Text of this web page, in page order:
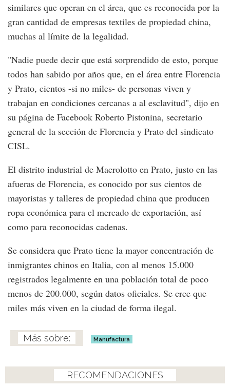
similares que operan en el área, que es reconocida por la
gran cantidad de empresas textiles de propiedad china,
muchas al límite de la legalidad.
"Nadie puede decir que está sorprendido de esto, porque
todos han sabido por años que, en el área entre Florencia
y Prato, cientos -si no miles- de personas viven y
trabajan en condiciones cercanas a al esclavitud", dijo en
su página de Facebook Roberto Pistonina, secretario
general de la sección de Florencia y Prato del sindicato
CISL.
El distrito industrial de Macrolotto en Prato, justo en las
afueras de Florencia, es conocido por sus cientos de
mayoristas y talleres de propiedad china que producen
ropa económica para el mercado de exportación, así
como para reconocidas cadenas.
Se considera que Prato tiene la mayor concentración de
inmigrantes chinos en Italia, con al menos 15.000
registrados legalmente en una población total de poco
menos de 200.000, según datos oficiales. Se cree que
miles más viven en la ciudad de forma ilegal.
Manufactura
RECOMENDACIONES